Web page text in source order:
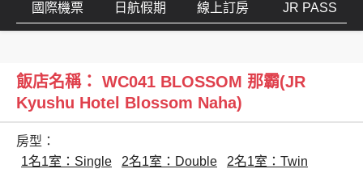
國際機票 日航假期 線上訂房 JR PASS
飯店名稱： WC041 BLOSSOM 那霸(JR
Kyushu Hotel Blossom Naha)
房型：
1名1室：Single
2名1室：Double
2名1室：Twin